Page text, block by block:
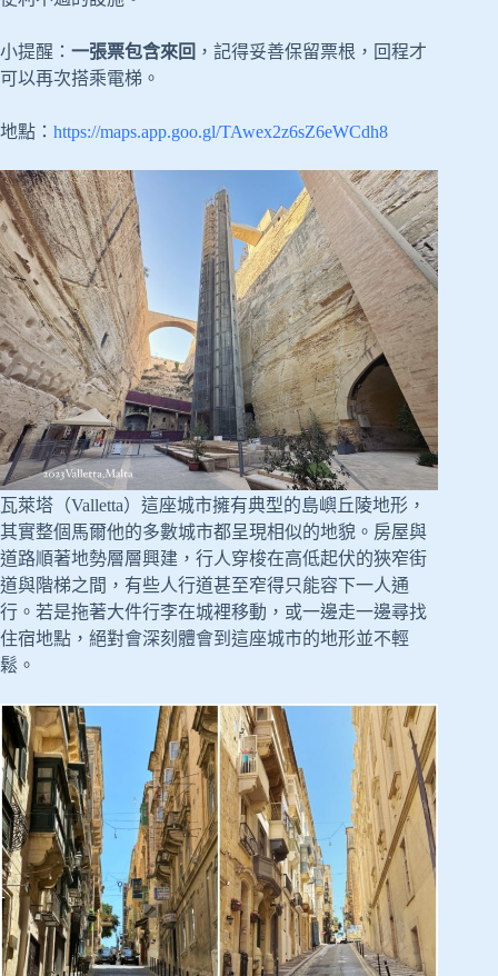
小提醒： 一張票包含來回 ，記得妥善保留票根，回程才
可以再次搭乘電梯。
地點： https://maps.app.goo.gl/TAwex2z6sZ6eWCdh8
瓦萊塔（Valletta）這座城市擁有典型的島嶼丘陵地形，
其實整個馬爾他的多數城市都呈現相似的地貌。房屋與
道路順著地勢層層興建，行人穿梭在高低起伏的狹窄街
道與階梯之間，有些人行道甚至窄得只能容下一人通
行。若是拖著大件行李在城裡移動，或一邊走一邊尋找
住宿地點，絕對會深刻體會到這座城市的地形並不輕
鬆。